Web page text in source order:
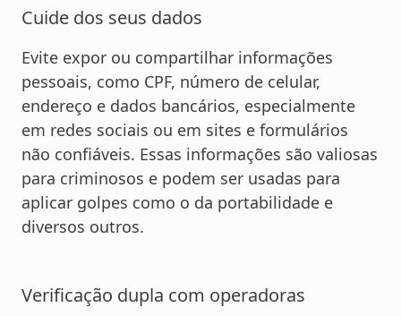
Cuide dos seus dados
Evite expor ou compartilhar informações
pessoais, como CPF, número de celular,
endereço e dados bancários, especialmente
em redes sociais ou em sites e formulários
não confiáveis. Essas informações são valiosas
para criminosos e podem ser usadas para
aplicar golpes como o da portabilidade e
diversos outros.
Verificação dupla com operadoras